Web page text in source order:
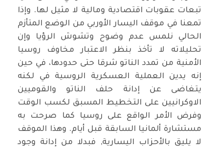
تبعات عقوبات اقتصادية ومالية لا مثيل لها. وإذا
تمعنا في موقف اليسار الأوربي من الوضع المتأزم
الحالي نلمس عدم وضوح وتشوش الرؤيا وإن
تحليلاته لا تأخذ بنظر الاعتبار مخاوف روسيا
الأمنية من تمدد الناتو شرقا حتى حدودها، في حين
إنه يدين العملية العسكرية الروسية في لكنه
يتغاضى عن إدانة حلف الناتو والقوميين
الاوكرانيين على التخطيط المسبق لكسب الوقت
وفرض الأمر الواقع على روسيا كما صرحت به
مستشارة ألمانيا السابقة قبل أيام. وهذا الموقف
لا يليق بالأحزاب اليسارية, فبدلا من إدانة وجود